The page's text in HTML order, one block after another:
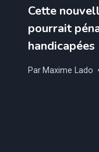
Cette
pourrait
handicapées
Par Maxime Lado